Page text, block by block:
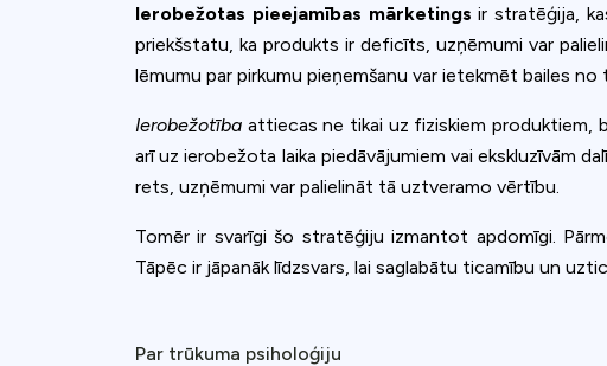
Ierobežotas pieejamības mārketings ir stratēģija,
priekšstatu, ka produkts ir deficīts, uzņēmumi var
lēmumu par pirkumu pieņemšanu var ietekmēt bailes no
Ierobežotība attiecas ne tikai uz fiziskiem produktiem,
arī uz ierobežota laika piedāvājumiem vai ekskluzīvām
rets, uzņēmumi var palielināt tā uztveramo vērtību.
Tomēr ir svarīgi šo stratēģiju izmantot apdomīgi.
Tāpēc ir jāpanāk līdzsvars, lai saglabātu ticamību un
Par trūkuma psiholoģiju
Queue-Fair.com
accept all cookie